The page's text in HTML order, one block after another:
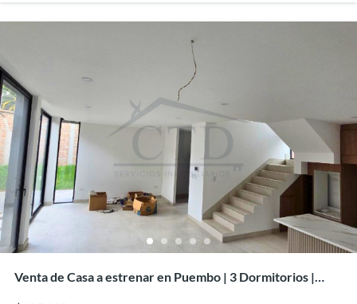
Venta de Casa a estrenar en Puembo | 3 Dormitorios |